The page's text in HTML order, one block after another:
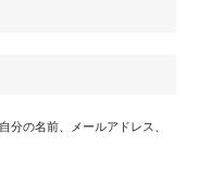
分の名前、メールアドレス、